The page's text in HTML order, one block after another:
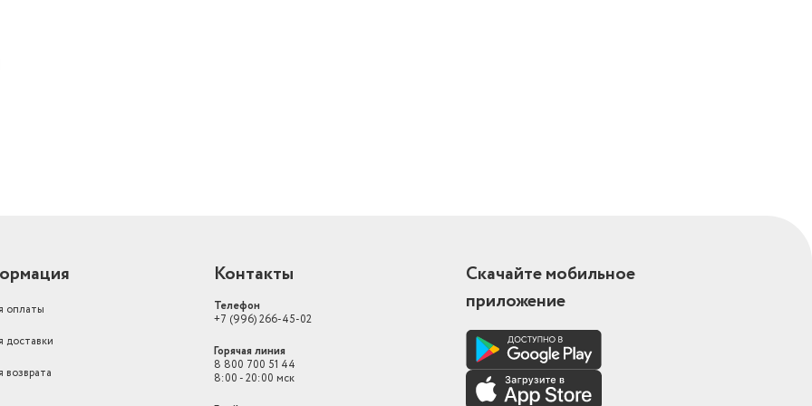
оплаты
доставки
возврата
Контакты
Телефон
+7 (996) 266-45-02
Горячая линия
8 800 700 51 44
8:00 - 20:00 мск
Скачайте мобильное
приложение